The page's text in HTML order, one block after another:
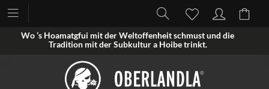
Wo ’s Hoamatgfui mit der Weltoffenheit schmust und die
Tradition mit der Subkultur a Hoibe trinkt.